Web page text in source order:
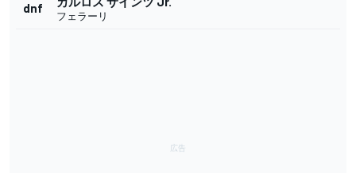
dnf
フェラーリ